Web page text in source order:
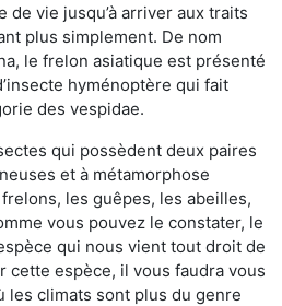
de vie jusqu’à arriver aux traits
plus simplement. De nom
le frelon asiatique est présenté
hyménoptère qui fait
des vespidae.
qui possèdent deux paires
et à métamorphose
les guêpes, les abeilles,
vous pouvez le constater, le
qui nous vient tout droit de
cette espèce, il vous faudra vous
les climats sont plus du genre